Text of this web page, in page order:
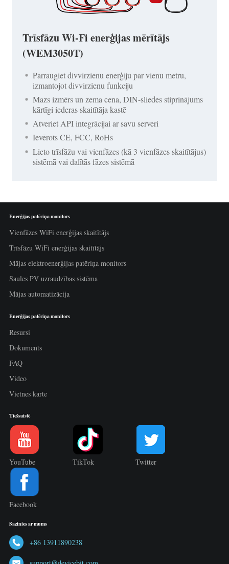
Trīsfāzu Wi-Fi enerģijas mērītājs
(WEM3050T)
Pārraugiet divvirzienu enerģiju par vienu metru,
izmantojot divvirzienu funkciju
Mazs izmērs un zema cena, DIN-sliedes stiprinājums
kārtīgi iederas skaitītāja kastē
Atveriet API integrācijai ar savu serveri
Ievērots CE, FCC, RoHs
Lieto trīsfāžu vai vienfāzes (kā 3 vienfāzes skaitītājus)
sistēmā vai dalītās fāzes sistēmā
Enerģijas patēriņa monitors
Vienfāzes WiFi enerģijas skaitītājs
Trīsfāzu WiFi enerģijas skaitītājs
Mājas elektroenerģijas patēriņa monitors
Saules PV uzraudzības sistēma
Mājas automatizācija
Enerģijas patēriņa monitors
Resursi
Dokuments
FAQ
Video
Vietnes karte
Tiešsaistē
YouTube TikTok Twitter
Facebook
Sazinies ar mums
+86 13911890238